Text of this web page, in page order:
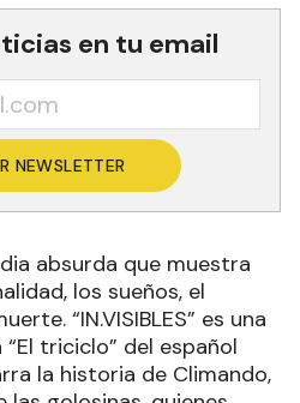
en tu email
NEWSLETTER
absurda que muestra
los sueños, el
“IN.VISIBLES” es una
triciclo” del español
la historia de Climando,